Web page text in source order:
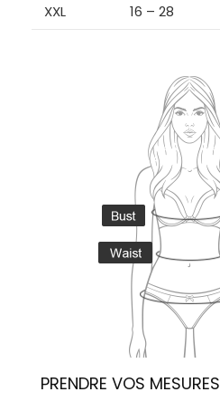
XXL
16 – 28
PRENDRE VOS MESURES